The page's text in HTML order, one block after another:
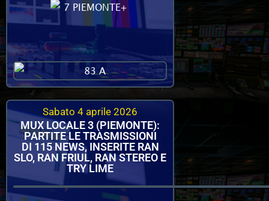
Sabato 4 aprile 2026
MUX LOCALE 3 (PIEMONTE):
PARTITE LE TRASMISSIONI
DI 115 NEWS, INSERITE RAN
SLO, RAN FRIUL, RAN STEREO E
TRY LIME